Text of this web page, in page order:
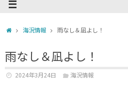
海況情報 雨なし＆凪よし！
雨なし＆凪よし！
2024年3月24日 海況情報